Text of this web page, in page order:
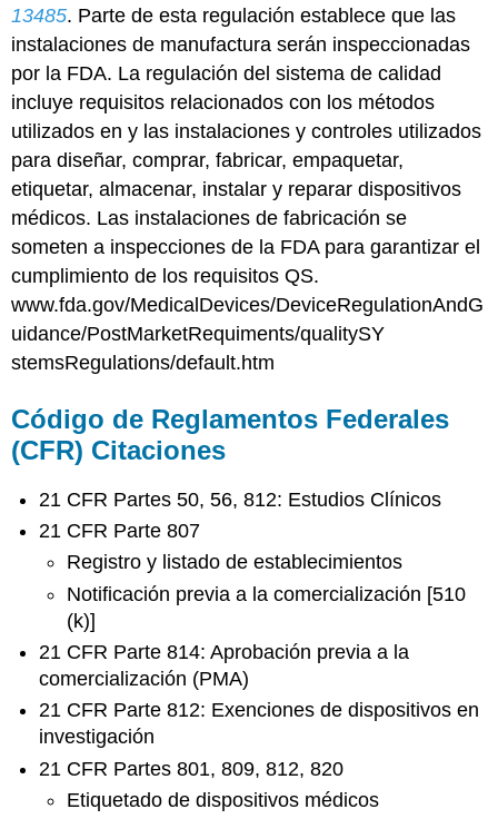
13485. Parte de esta regulación establece que las
instalaciones de manufactura serán inspeccionadas
por la FDA. La regulación del sistema de calidad
incluye requisitos relacionados con los métodos
utilizados en y las instalaciones y controles utilizados
para diseñar, comprar, fabricar, empaquetar,
etiquetar, almacenar, instalar y reparar dispositivos
médicos. Las instalaciones de fabricación se
someten a inspecciones de la FDA para garantizar el
cumplimiento de los requisitos QS.
www.fda.gov/MedicalDevices/DeviceRegulationAndG
uidance/PostMarketRequiments/qualitySY
stemsRegulations/default.htm
Código de Reglamentos Federales
(CFR) Citaciones
21 CFR Partes 50, 56, 812: Estudios Clínicos
21 CFR Parte 807
Registro y listado de establecimientos
Notificación previa a la comercialización [510
(k)]
21 CFR Parte 814: Aprobación previa a la
comercialización (PMA)
21 CFR Parte 812: Exenciones de dispositivos en
investigación
21 CFR Partes 801, 809, 812, 820
Etiquetado de dispositivos médicos